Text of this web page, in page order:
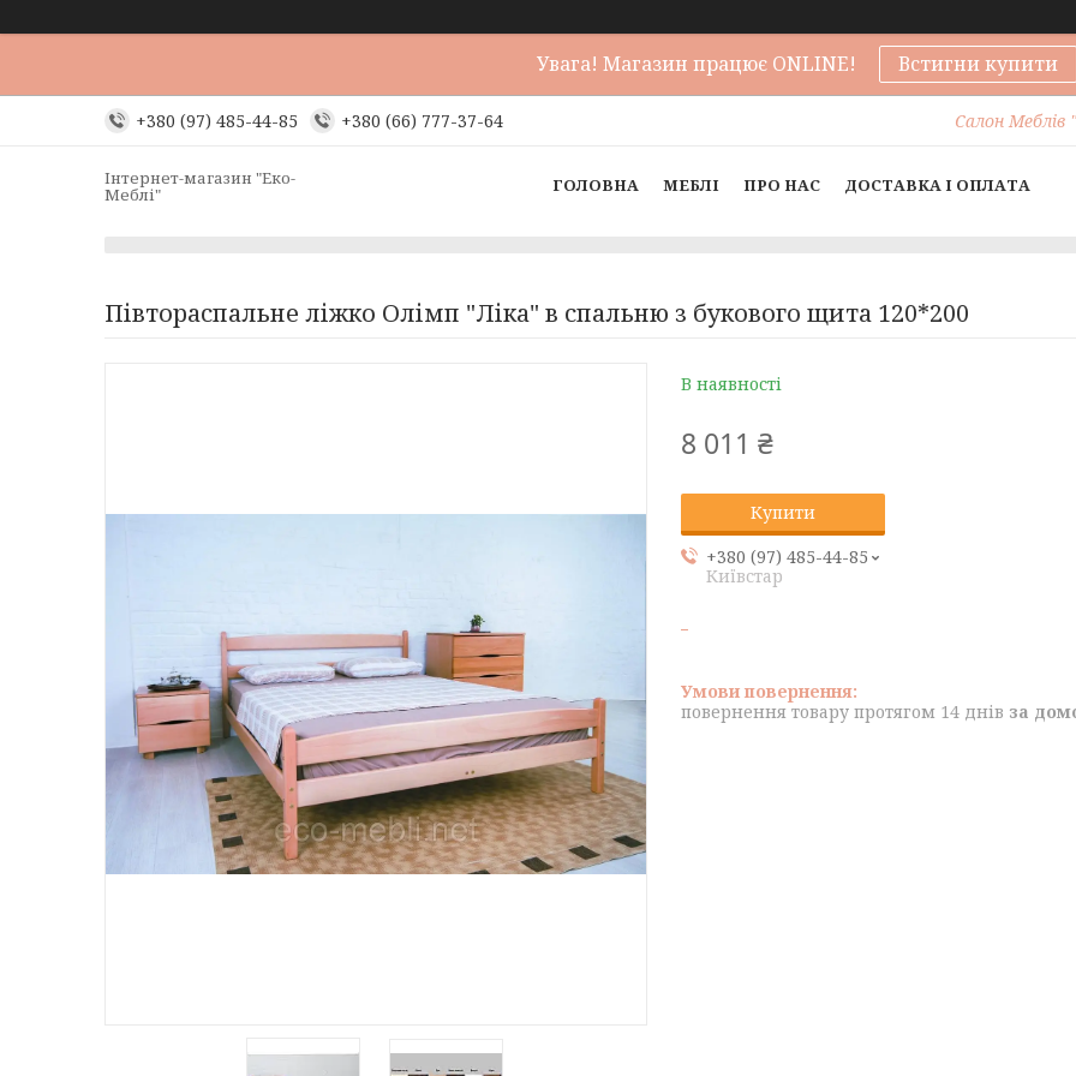
Увага! Магазин працює ONLINE! Встигни купити
+380 (97) 485-44-85 +380 (66) 777-37-64 Салон Меблів
Інтернет-магазин "Еко-
Меблі" ГОЛОВНА МЕБЛІ ПРО НАС ДОСТАВКА І ОПЛАТА
Півтораспальне ліжко Олімп "Ліка" в спальню з букового щита 120*200
В наявності
8 011 ₴
Купити
+380 (97) 485-44-85
Київстар
повернення товару протягом 14 днів за